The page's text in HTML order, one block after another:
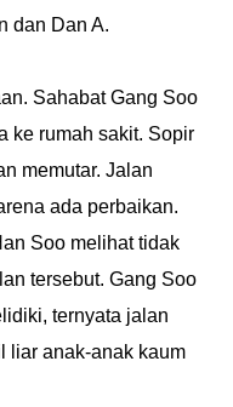
dan Dan A.
Sahabat Gang Soo
ke rumah sakit. Sopir
memutar. Jalan
ada perbaikan.
Soo melihat tidak
tersebut. Gang Soo
ternyata jalan
liar anak-anak kaum